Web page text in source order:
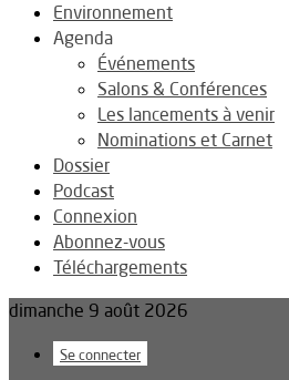
Environnement
Agenda
Événements
Salons & Conférences
Les lancements à venir
Nominations et Carnet
Dossier
Podcast
Connexion
Abonnez-vous
Téléchargements
dimanche 9 août 2026
Se connecter